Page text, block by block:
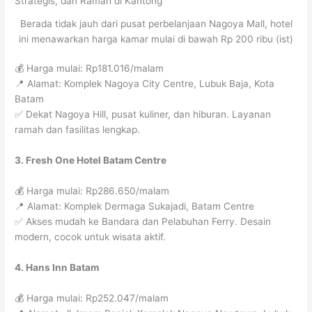
Berada tidak jauh dari pusat perbelanjaan Nagoya Mall, hotel
ini menawarkan harga kamar mulai di bawah Rp 200 ribu (ist)
💰 Harga mulai: Rp181.016/malam
📍 Alamat: Komplek Nagoya City Centre, Lubuk Baja, Kota
Batam
✅ Dekat Nagoya Hill, pusat kuliner, dan hiburan. Layanan
ramah dan fasilitas lengkap.
3. Fresh One Hotel Batam Centre
💰 Harga mulai: Rp286.650/malam
📍 Alamat: Komplek Dermaga Sukajadi, Batam Centre
✅ Akses mudah ke Bandara dan Pelabuhan Ferry. Desain
modern, cocok untuk wisata aktif.
4. Hans Inn Batam
💰 Harga mulai: Rp252.047/malam